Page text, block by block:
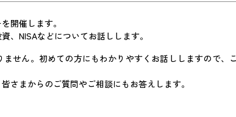
開催します。
、NISAなどについてお話しします。
せん。初めての方にもわかりやすくお話ししますので、
さまからのご質問やご相談にもお答えします。